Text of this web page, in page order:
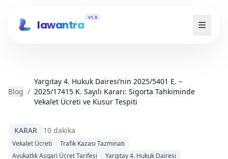
lawantra
v1.0
Blog /
Yargıtay 4. Hukuk Dairesi’nin 2025/5401 E. –
2025/17415 K. Sayılı Kararı: Sigorta Tahkiminde
Vekalet Ücreti ve Kusur Tespiti
KARAR 10 dakika
Vekalet Ücreti
Trafik Kazası Tazminatı
Avukatlık Asgari Ücret Tarifesi
Yargıtay 4. Hukuk Dairesi